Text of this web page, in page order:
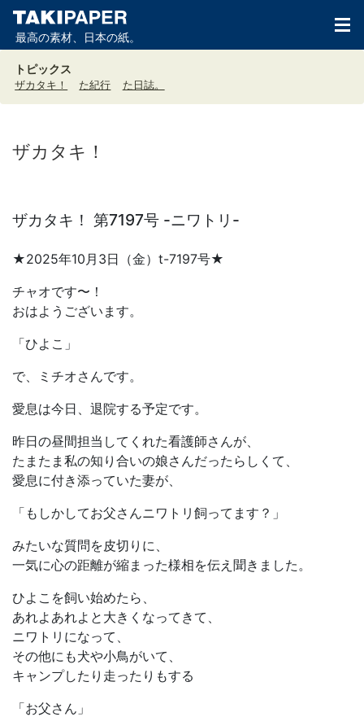
最高の素材、日本の紙。
トピックス
ザカタキ！ た紀行 た日誌。
ザカタキ！
ザカタキ！ 第7197号 -ニワトリ-
★2025年10月3日（金）t-7197号★
チャオです〜！
おはようございます。
「ひよこ」
で、ミチオさんです。
愛息は今日、退院する予定です。
昨日の昼間担当してくれた看護師さんが、
たまたま私の知り合いの娘さんだったらしくて、
愛息に付き添っていた妻が、
「もしかしてお父さんニワトリ飼ってます？」
みたいな質問を皮切りに、
一気に心の距離が縮まった様相を伝え聞きました。
ひよこを飼い始めたら、
あれよあれよと大きくなってきて、
ニワトリになって、
その他にも犬や小鳥がいて、
キャンプしたり走ったりもする
「お父さん」